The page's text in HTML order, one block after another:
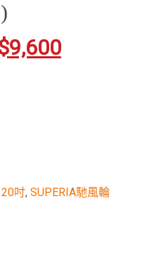
9,600
20吋, SUPERIA馳風輪